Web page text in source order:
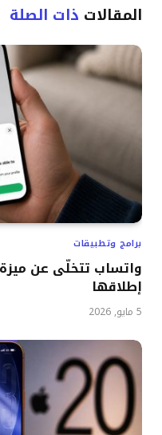
المقالات ذات الصلة
برامج وتطبيقات
واتساب تتخلّى عن ميزة
إطلاقها
5 مايو, 2026